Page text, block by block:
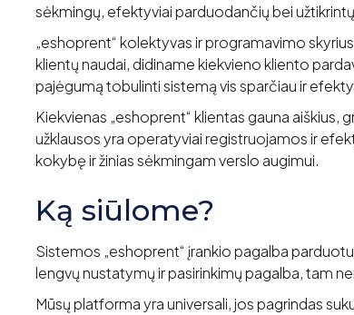
sėkmingų, efektyviai parduodančių bei
„eshoprent“ kolektyvas ir programavimo
klientų naudai, didiname kiekvieno kliento
pajėgumą tobulinti sistemą vis sparčiau ir
Kiekvienas „eshoprent“ klientas gauna aiškius,
užklausos yra operatyviai registruojamos ir
kokybę ir žinias sėkmingam verslo augimui.
Ką siūlome?
Sistemos „eshoprent“ įrankio pagalba
lengvų nustatymų ir pasirinkimų pagalba, tam
Mūsų platforma yra universali, jos pagrindas